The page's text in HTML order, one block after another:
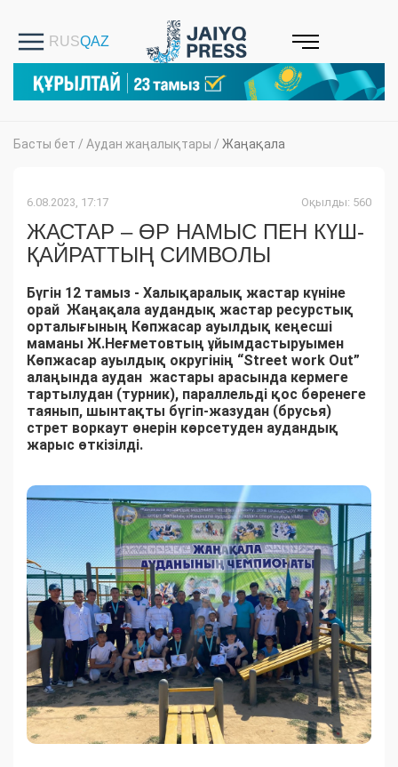
Басты бет / Аудан жаңалықтары / Жаңақала
6.08.2023, 17:17 Оқылды: 560
ЖАСТАР – ӨР НАМЫС ПЕН КҮШ-
ҚАЙРАТТЫҢ СИМВОЛЫ
Бүгін 12 тамыз - Халықаралық жастар күніне
орай Жаңақала аудандық жастар ресурстық
орталығының Көпжасар ауылдық кеңесші
маманы Ж.Неғметовтың ұйымдастыруымен
Көпжасар ауылдық округінің “Street work Out”
алаңында аудан жастары арасында кермеге
тартылудан (турник), параллельді қос бөренеге
таянып, шынтақты бүгіп-жазудан (брусья)
стрет воркаут өнерін көрсетуден аудандық
жарыс өткізілді.